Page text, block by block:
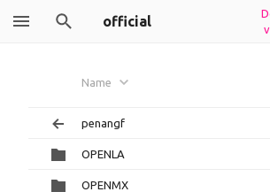
official
Name
penangf
OPENLA
OPENMX